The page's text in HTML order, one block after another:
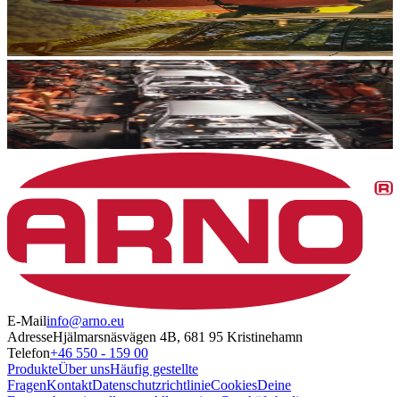
E-Mailinfo@arno.eu
AdresseHjälmarsnäsvägen 4B, 681 95 Kristinehamn
Telefon+46 550 - 159 00
ProdukteÜber unsHäufig gestellte
FragenKontaktDatenschutzrichtlinieCookiesDeine